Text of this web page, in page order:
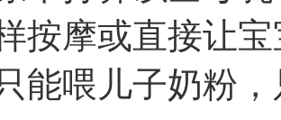
按摩或直接让
能喂儿子奶粉